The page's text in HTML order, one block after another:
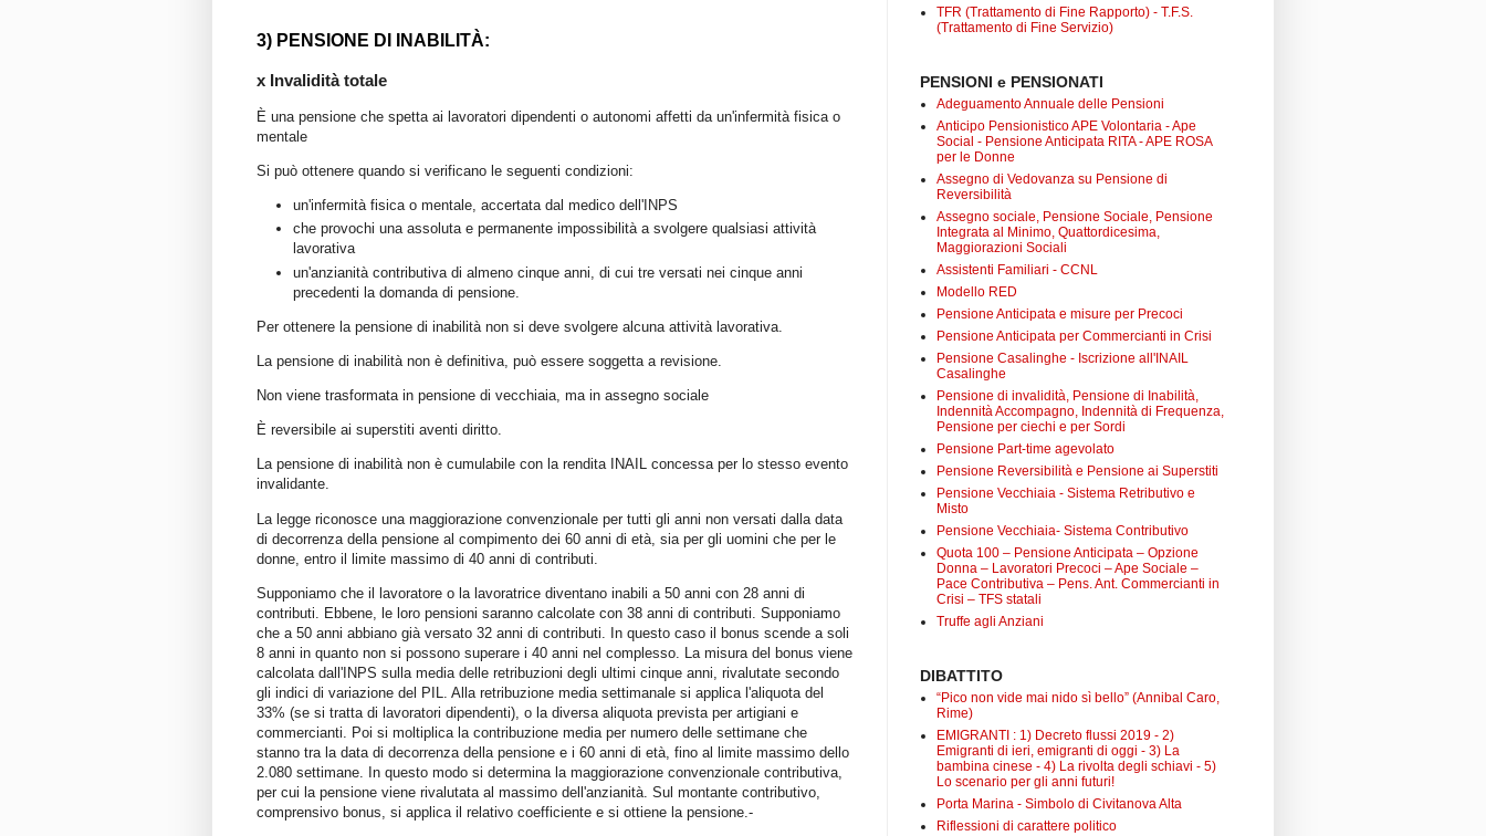
3) PENSIONE DI INABILITÀ:
x Invalidità totale
È una pensione che spetta ai lavoratori dipendenti o autonomi affetti da un'infermità fisica o
mentale
Si può ottenere quando si verificano le seguenti condizioni:
un'infermità fisica o mentale, accertata dal medico dell'INPS
che provochi una assoluta e permanente impossibilità a svolgere qualsiasi attività
lavorativa
un'anzianità contributiva di almeno cinque anni, di cui tre versati nei cinque anni
precedenti la domanda di pensione.
Per ottenere la pensione di inabilità non si deve svolgere alcuna attività lavorativa.
La pensione di inabilità non è definitiva, può essere soggetta a revisione.
Non viene trasformata in pensione di vecchiaia, ma in assegno sociale
È reversibile ai superstiti aventi diritto.
La pensione di inabilità non è cumulabile con la rendita INAIL concessa per lo stesso evento
invalidante.
La legge riconosce una maggiorazione convenzionale per tutti gli anni non versati dalla data
di decorrenza della pensione al compimento dei 60 anni di età, sia per gli uomini che per le
donne, entro il limite massimo di 40 anni di contributi.
Supponiamo che il lavoratore o la lavoratrice diventano inabili a 50 anni con 28 anni di
contributi. Ebbene, le loro pensioni saranno calcolate con 38 anni di contributi. Supponiamo
che a 50 anni abbiano già versato 32 anni di contributi. In questo caso il bonus scende a soli
8 anni in quanto non si possono superare i 40 anni nel complesso. La misura del bonus viene
calcolata dall'INPS sulla media delle retribuzioni degli ultimi cinque anni, rivalutate secondo
gli indici di variazione del PIL. Alla retribuzione media settimanale si applica l'aliquota del
33% (se si tratta di lavoratori dipendenti), o la diversa aliquota prevista per artigiani e
commercianti. Poi si moltiplica la contribuzione media per numero delle settimane che
stanno tra la data di decorrenza della pensione e i 60 anni di età, fino al limite massimo dello
2.080 settimane. In questo modo si determina la maggiorazione convenzionale contributiva,
per cui la pensione viene rivalutata al massimo dell'anzianità. Sul montante contributivo,
comprensivo bonus, si applica il relativo coefficiente e si ottiene la pensione.-
TFR (Trattamento di Fine Rapporto) - T.F.S.
(Trattamento di Fine Servizio)
PENSIONI e PENSIONATI
Adeguamento Annuale delle Pensioni
Anticipo Pensionistico APE Volontaria - Ape
Social - Pensione Anticipata RITA - APE ROSA
per le Donne
Assegno di Vedovanza su Pensione di
Reversibilità
Assegno sociale, Pensione Sociale, Pensione
Integrata al Minimo, Quattordicesima,
Maggiorazioni Sociali
Assistenti Familiari - CCNL
Modello RED
Pensione Anticipata e misure per Precoci
Pensione Anticipata per Commercianti in Crisi
Pensione Casalinghe - Iscrizione all'INAIL
Casalinghe
Pensione di invalidità, Pensione di Inabilità,
Indennità Accompagno, Indennità di Frequenza,
Pensione per ciechi e per Sordi
Pensione Part-time agevolato
Pensione Reversibilità e Pensione ai Superstiti
Pensione Vecchiaia - Sistema Retributivo e
Misto
Pensione Vecchiaia- Sistema Contributivo
Quota 100 – Pensione Anticipata – Opzione
Donna – Lavoratori Precoci – Ape Sociale –
Pace Contributiva – Pens. Ant. Commercianti in
Crisi – TFS statali
Truffe agli Anziani
DIBATTITO
“Pico non vide mai nido sì bello” (Annibal Caro,
Rime)
EMIGRANTI : 1) Decreto flussi 2019 - 2)
Emigranti di ieri, emigranti di oggi - 3) La
bambina cinese - 4) La rivolta degli schiavi - 5)
Lo scenario per gli anni futuri!
Porta Marina - Simbolo di Civitanova Alta
Riflessioni di carattere politico